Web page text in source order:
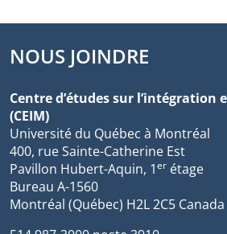
NOUS JOINDRE
Centre d’études sur
(CEIM)
Université du Québec à Montréal
400, rue Sainte-Catherine Est
Pavillon Hubert-Aquin, 1er étage
Bureau A-1560
Montréal (Québec) H2L 2C5 Canada